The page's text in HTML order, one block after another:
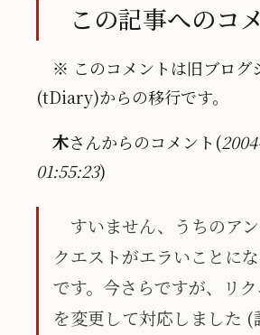
この記事へのコ
※ このコメントは旧ブログ
(tDiary)からの移行です。
木さんからのコメント(
01:55:23)
すいません、うちのア
クエストがエラいことに
です。今さらですが、リ
を変更して対応しました (